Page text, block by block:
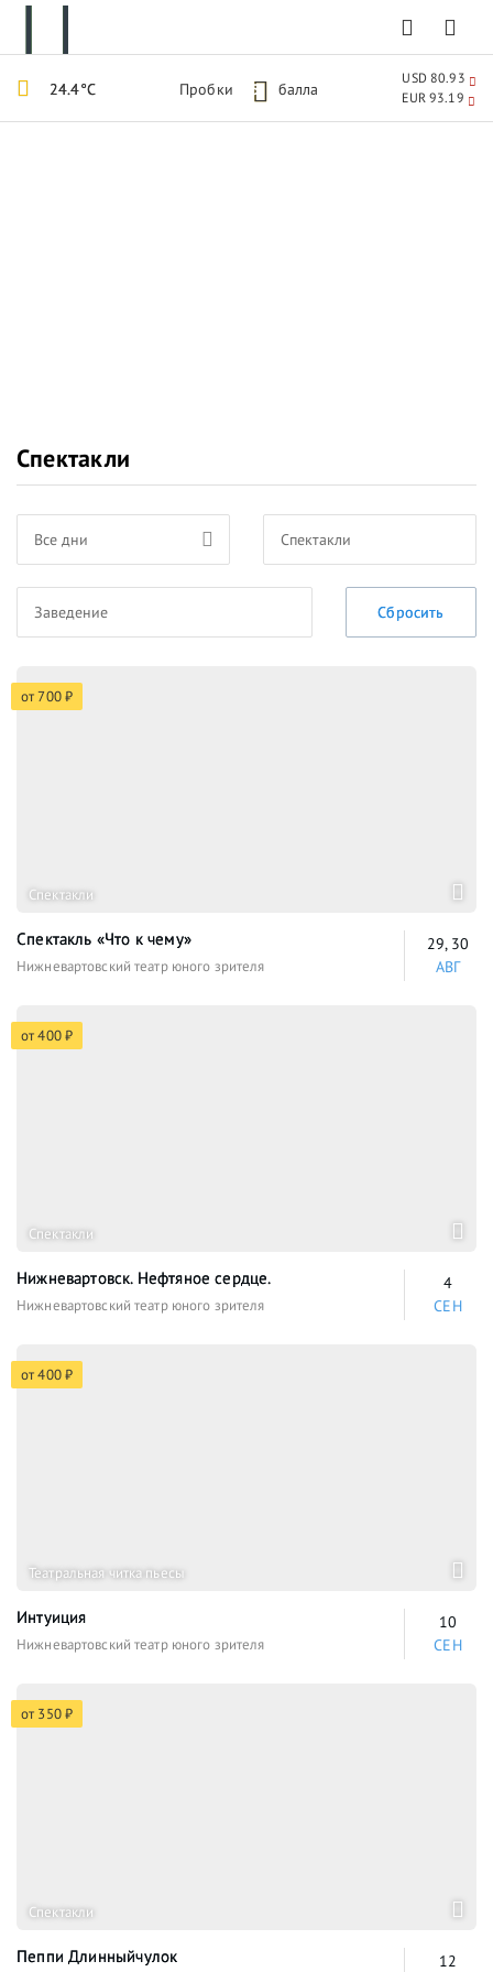
Спектакли
Все дни Спектакли
Заведение
от 700 ₽
Спектакли
Спектакль «Что к чему»
Нижневартовский театр юного зрителя
29, 30
АВГ
от 400 ₽
Спектакли
Нижневартовск. Нефтяное сердце.
Нижневартовский театр юного зрителя
4
СЕН
от 400 ₽
Театральная читка пьесы
Интуиция
Нижневартовский театр юного зрителя
10
СЕН
от 350 ₽
Спектакли
Пеппи Длинныйчулок
12
24.4°C Пробки 5 балла
USD 80.93
EUR 93.19